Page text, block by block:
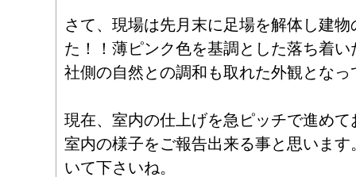
さて、現場は先月末に足場を解体し建
た！！薄ピンク色を基調とした落ち着
社側の自然との調和も取れた外観となっ
現在、室内の仕上げを急ピッチで進め
室内の様子をご報告出来る事と思いま
いて下さいね。